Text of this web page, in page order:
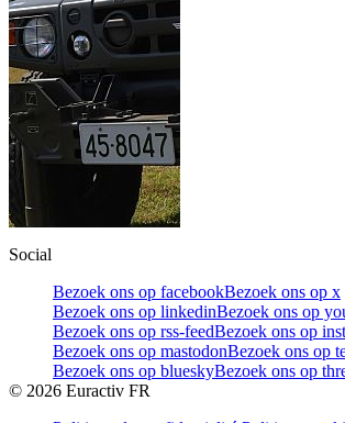
Social
Bezoek ons op facebookBezoek ons op x
Bezoek ons op linkedinBezoek ons op
Bezoek ons op rss-feedBezoek ons op
Bezoek ons op mastodonBezoek ons op
Bezoek ons op blueskyBezoek ons op
© 2026 Euractiv FR